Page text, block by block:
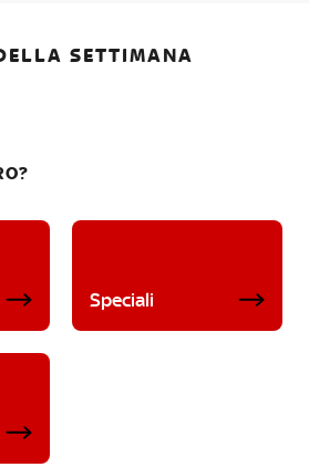
SETTIMANA
Speciali